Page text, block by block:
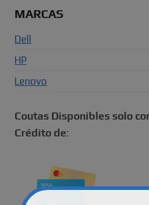
MARCAS
Dell
HP
Lenovo
Coutas Disponibles solo
Crédito de: